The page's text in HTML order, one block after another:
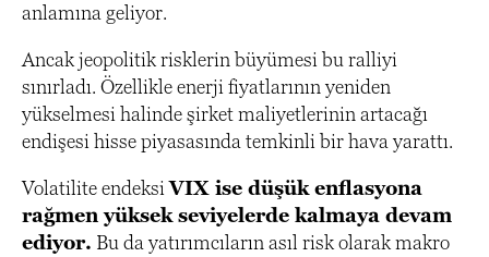
anlamına geliyor.
Ancak jeopolitik risklerin büyümesi bu ralliyi
sınırladı. Özellikle enerji fiyatlarının yeniden
yükselmesi halinde şirket maliyetlerinin artacağı
endişesi hisse piyasasında temkinli bir hava yarattı.
Volatilite endeksiVIX ise düşük enflasyona
rağmen yüksek seviyelerde kalmaya devam
ediyor. Bu da yatırımcıların asıl risk olarak makro